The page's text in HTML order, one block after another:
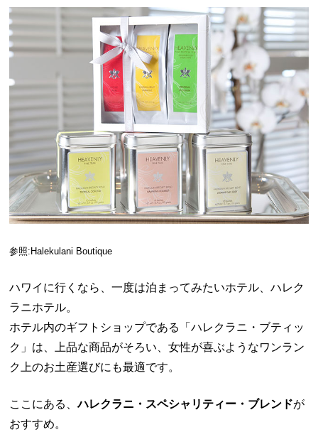
参照:Halekulani Boutique
ハワイに行くなら、一度は泊まってみたいホテル、ハレク
ラニホテル。
ホテル内のギフトショップである「ハレクラニ・ブティッ
ク」は、上品な商品がそろい、女性が喜ぶようなワンラン
ク上のお土産選びにも最適です。
ここにある、ハレクラニ・スペシャリティー・ブレンドが
おすすめ。